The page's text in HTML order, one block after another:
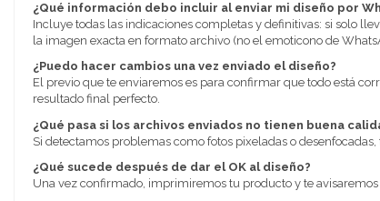
¿Qué información debo incluir al enviar mi diseño por
Incluye todas las indicaciones completas y definitivas: si solo
la imagen exacta en formato archivo (no el emoticono de
¿Puedo hacer cambios una vez enviado el diseño?
El previo que te enviaremos es para confirmar que todo está
resultado final perfecto.
¿Qué pasa si los archivos enviados no tienen buena
Si detectamos problemas como fotos pixeladas o
¿Qué sucede después de dar el OK al diseño?
Una vez confirmado, imprimiremos tu producto y te